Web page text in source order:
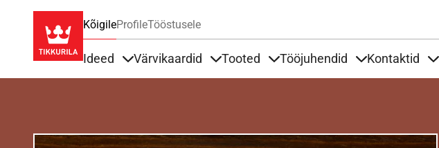
KõigileProfileTööstusele
Ideed Värvikaardid Tooted Tööjuhendid Kontaktid